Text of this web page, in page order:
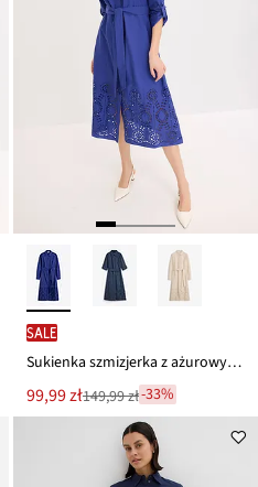
SALE
Sukienka szmizjerka z ażurowym haftem
Nowa
cena
99,99 zł
Przeceniono
149,99 zł-33%